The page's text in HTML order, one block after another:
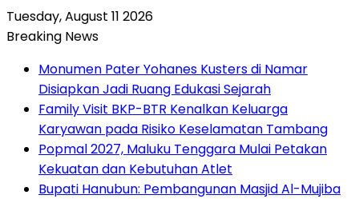
Tuesday, August 11 2026
Breaking News
Monumen Pater Yohanes Kusters di Namar
Disiapkan Jadi Ruang Edukasi Sejarah
Family Visit BKP-BTR Kenalkan Keluarga
Karyawan pada Risiko Keselamatan Tambang
Popmal 2027, Maluku Tenggara Mulai Petakan
Kekuatan dan Kebutuhan Atlet
Bupati Hanubun: Pembangunan Masjid Al-Mujiba